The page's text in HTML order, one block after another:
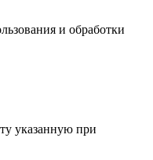
и обработки
указанную при